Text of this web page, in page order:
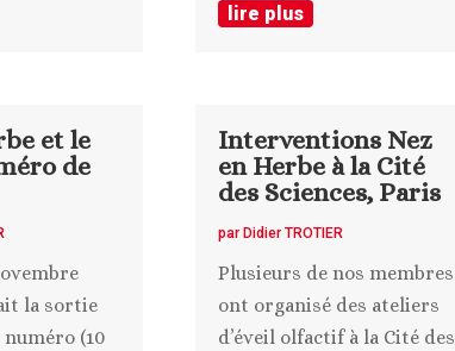
et le
de
la sortie
numéro (10
lire plus
Interventions Nez
en Herbe à la Cité
des Sciences, Paris
par Didier TROTIER
Plusieurs de nos membres
ont organisé des ateliers
d’éveil olfactif à la Cité des